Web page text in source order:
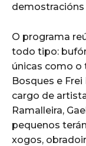
demostracións
O programa
todo tipo:
únicas como o
Bosques e
cargo de
Ramalleira,
pequenos
xogos,